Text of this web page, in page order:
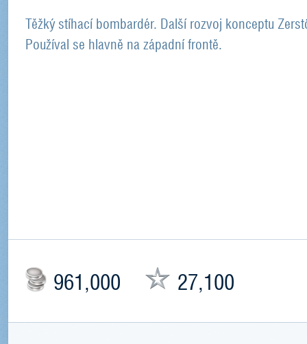
Těžký stíhací bombardér. Další rozvoj konceptu
Používal se hlavně na západní frontě.
961,000 27,100